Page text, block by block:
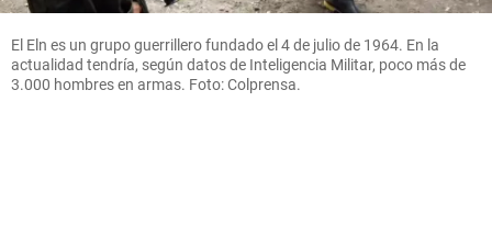
El Eln es un grupo guerrillero fundado el 4 de julio de 1964. En la
actualidad tendría, según datos de Inteligencia Militar, poco más de
3.000 hombres en armas. Foto: Colprensa.